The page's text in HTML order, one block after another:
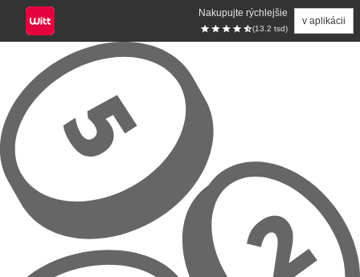
Nakupujte rýchlejšie
(13.2 tsd)
v aplikácii
Prejsť na hlavný obsah